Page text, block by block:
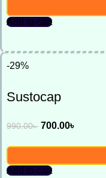
Add to cart
-29%
Sustocap
990.00৳ 700.00৳
Add to cart